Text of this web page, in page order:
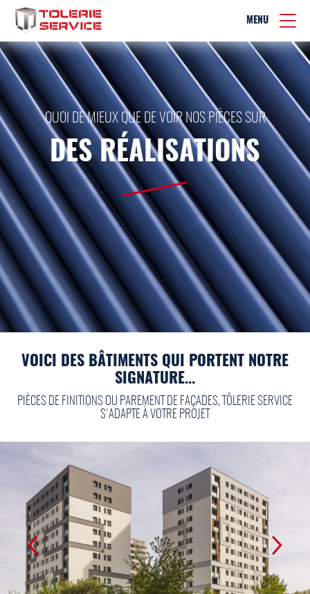
MENU
QUOI DE MIEUX QUE DE VOIR NOS PIÈCES SUR
DES RÉALISATIONS
VOICI DES BÂTIMENTS QUI PORTENT NOTRE
SIGNATURE...
PIÈCES DE FINITIONS OU PAREMENT DE FAÇADES, TÔLERIE SERVICE
S'ADAPTE À VOTRE PROJET